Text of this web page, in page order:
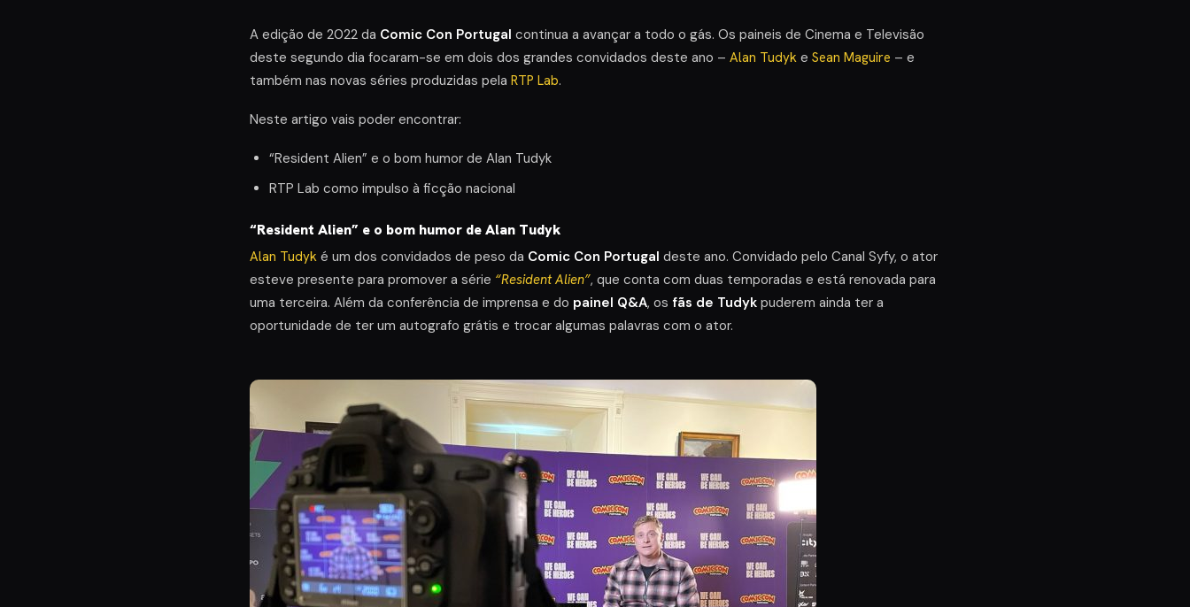
A edição de 2022 da Comic Con Portugal continua a avançar a todo o gás. Os paineis de Cinema e Televisão
deste segundo dia focaram-se em dois dos grandes convidados deste ano – Alan Tudyk e Sean Maguire – e
também nas novas séries produzidas pela RTP Lab.
Neste artigo vais poder encontrar:
“Resident Alien” e o bom humor de Alan Tudyk
RTP Lab como impulso à ficção nacional
“Resident Alien” e o bom humor de Alan Tudyk
Alan Tudyk é um dos convidados de peso da Comic Con Portugal deste ano. Convidado pelo Canal Syfy, o ator
esteve presente para promover a série “Resident Alien”, que conta com duas temporadas e está renovada para
uma terceira. Além da conferência de imprensa e do painel Q&A, os fãs de Tudyk puderem ainda ter a
oportunidade de ter um autografo grátis e trocar algumas palavras com o ator.